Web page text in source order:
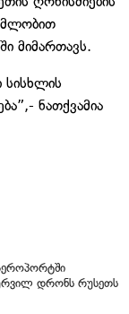
მიმართავს.
სისხლის
ნათქვამია
დრონს რუსეთს